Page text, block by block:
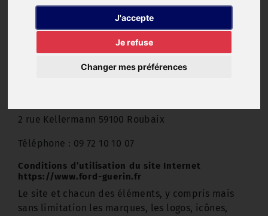
J'accepte
Je refuse
Changer mes préférences
Thouars
guerin.eric.garage@wanadoo.fr
05 49 96 29 31
2 rue Kellermann 59100 Roubaix
Téléphone : 09 72 10 10 07
Conditions d’utilisation du site Internet
https://www.ford-guerin.fr
Le site et chacun des éléments, y compris mais
sans limitation les marques, les logos, icônes,